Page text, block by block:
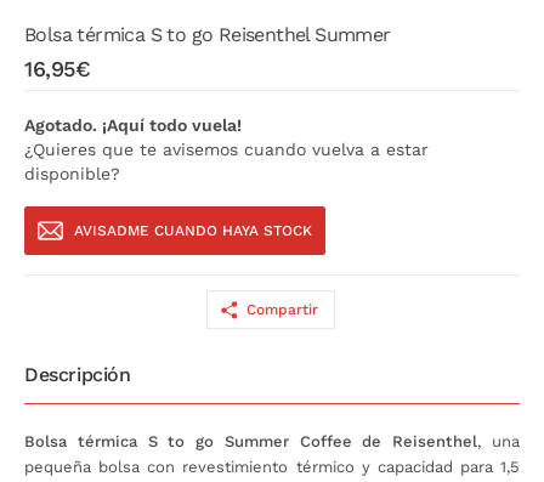
Bolsa térmica S to go Reisenthel Summer
16,95€
Agotado. ¡Aquí todo vuela!
¿Quieres que te avisemos cuando vuelva a estar
disponible?
AVISADME CUANDO HAYA STOCK
Compartir
Descripción
Bolsa térmica S to go Summer Coffee de Reisenthel, una
pequeña bolsa con revestimiento térmico y capacidad para 1,5